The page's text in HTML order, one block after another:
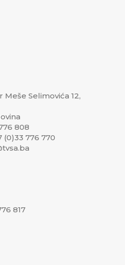
Selimovića 12,
808
(0)33 776 770
817